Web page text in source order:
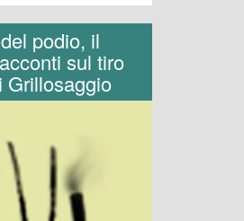
podio, il
sul tiro
Grillosaggio